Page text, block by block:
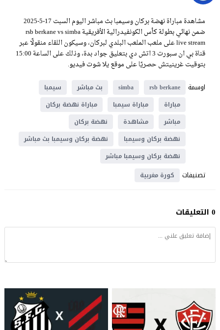
مشاهدة مباراة نهضة بركان وسيمبا بث مباشر اليوم السبت 17-5-2025
ضمن نهائي بطولة كأس الكونفيدرالية الأفريقية rsb berkane vs simba
live stream على ملعب الملعب البلدي لبركان، وسيكون اللقاء منقولًا عبر
قناة بي ان سبورت 3 اتش دي بتعليق جواد بدة، وذلك على الساعة 15:00
بتوقيت غرينيتش حصريًا على موقع يلا شوت فيديو.
اوسمة
rsb berkane
simba بث مباشر
سيمبا
مباراة
مباراة سيمبا
مباراة نهضة بركان
مباشر
مشاهدة
نهضة بركان
نهضة بركان وسيمبا
نهضة بركان وسيمبا بث مباشر
نهضة بركان وسيمبا مباشر
تصنيفات كورة مغربية
0 التعليقات